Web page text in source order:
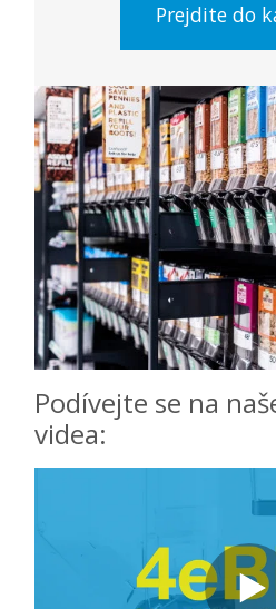
Prejdite do
Podívejte se na
videa: